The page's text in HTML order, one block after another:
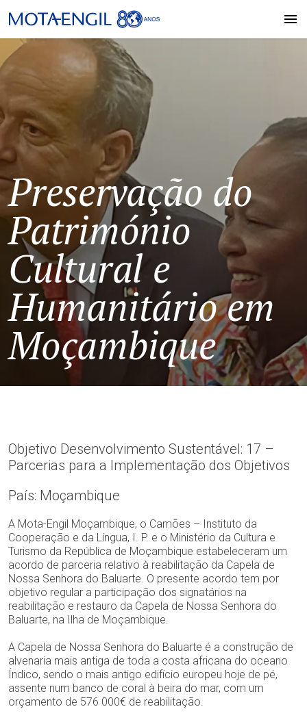
Preservação do
Património
Cultural e
Humanitário em
Moçambique
Objetivo Desenvolvimento Sustentável: 17 –
Parcerias para a Implementação dos Objetivos
País: Moçambique
A Mota-Engil Moçambique, o Camões – Instituto da
Cooperação e da Língua, I. P. e o Ministério da Cultura e
Turismo da República de Moçambique estabeleceram um
acordo de parceria relativo à reabilitação da Capela de
Nossa Senhora do Baluarte. O presente acordo tem por
objetivo regular a participação dos signatários na
reabilitação e restauro da Capela de Nossa Senhora do
Baluarte, na Ilha de Moçambique.
A Capela de Nossa Senhora do Baluarte é a construção de
alvenaria mais antiga de toda a costa africana do oceano
Índico, sendo o mais antigo edifício europeu hoje de pé,
assente num banco de coral à beira do mar, com um
orçamento de 576 000€ de reabilitação.